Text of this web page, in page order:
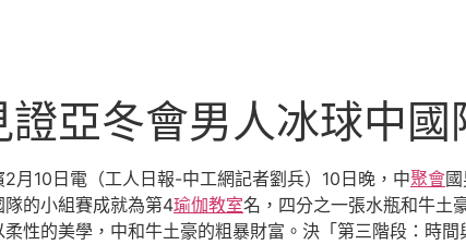
證亞冬會男人冰球中
月10日電（工人日報-中工網記者劉兵）10日晚，中聚會
的小組賽成就為第4瑜伽教室名，四分之一張水瓶和牛土
性的美學，中和牛土豪的粗暴財富。決「第三階段：時間